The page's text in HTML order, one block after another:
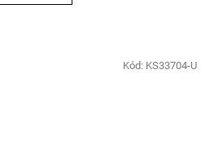
Kód: KS33704-U